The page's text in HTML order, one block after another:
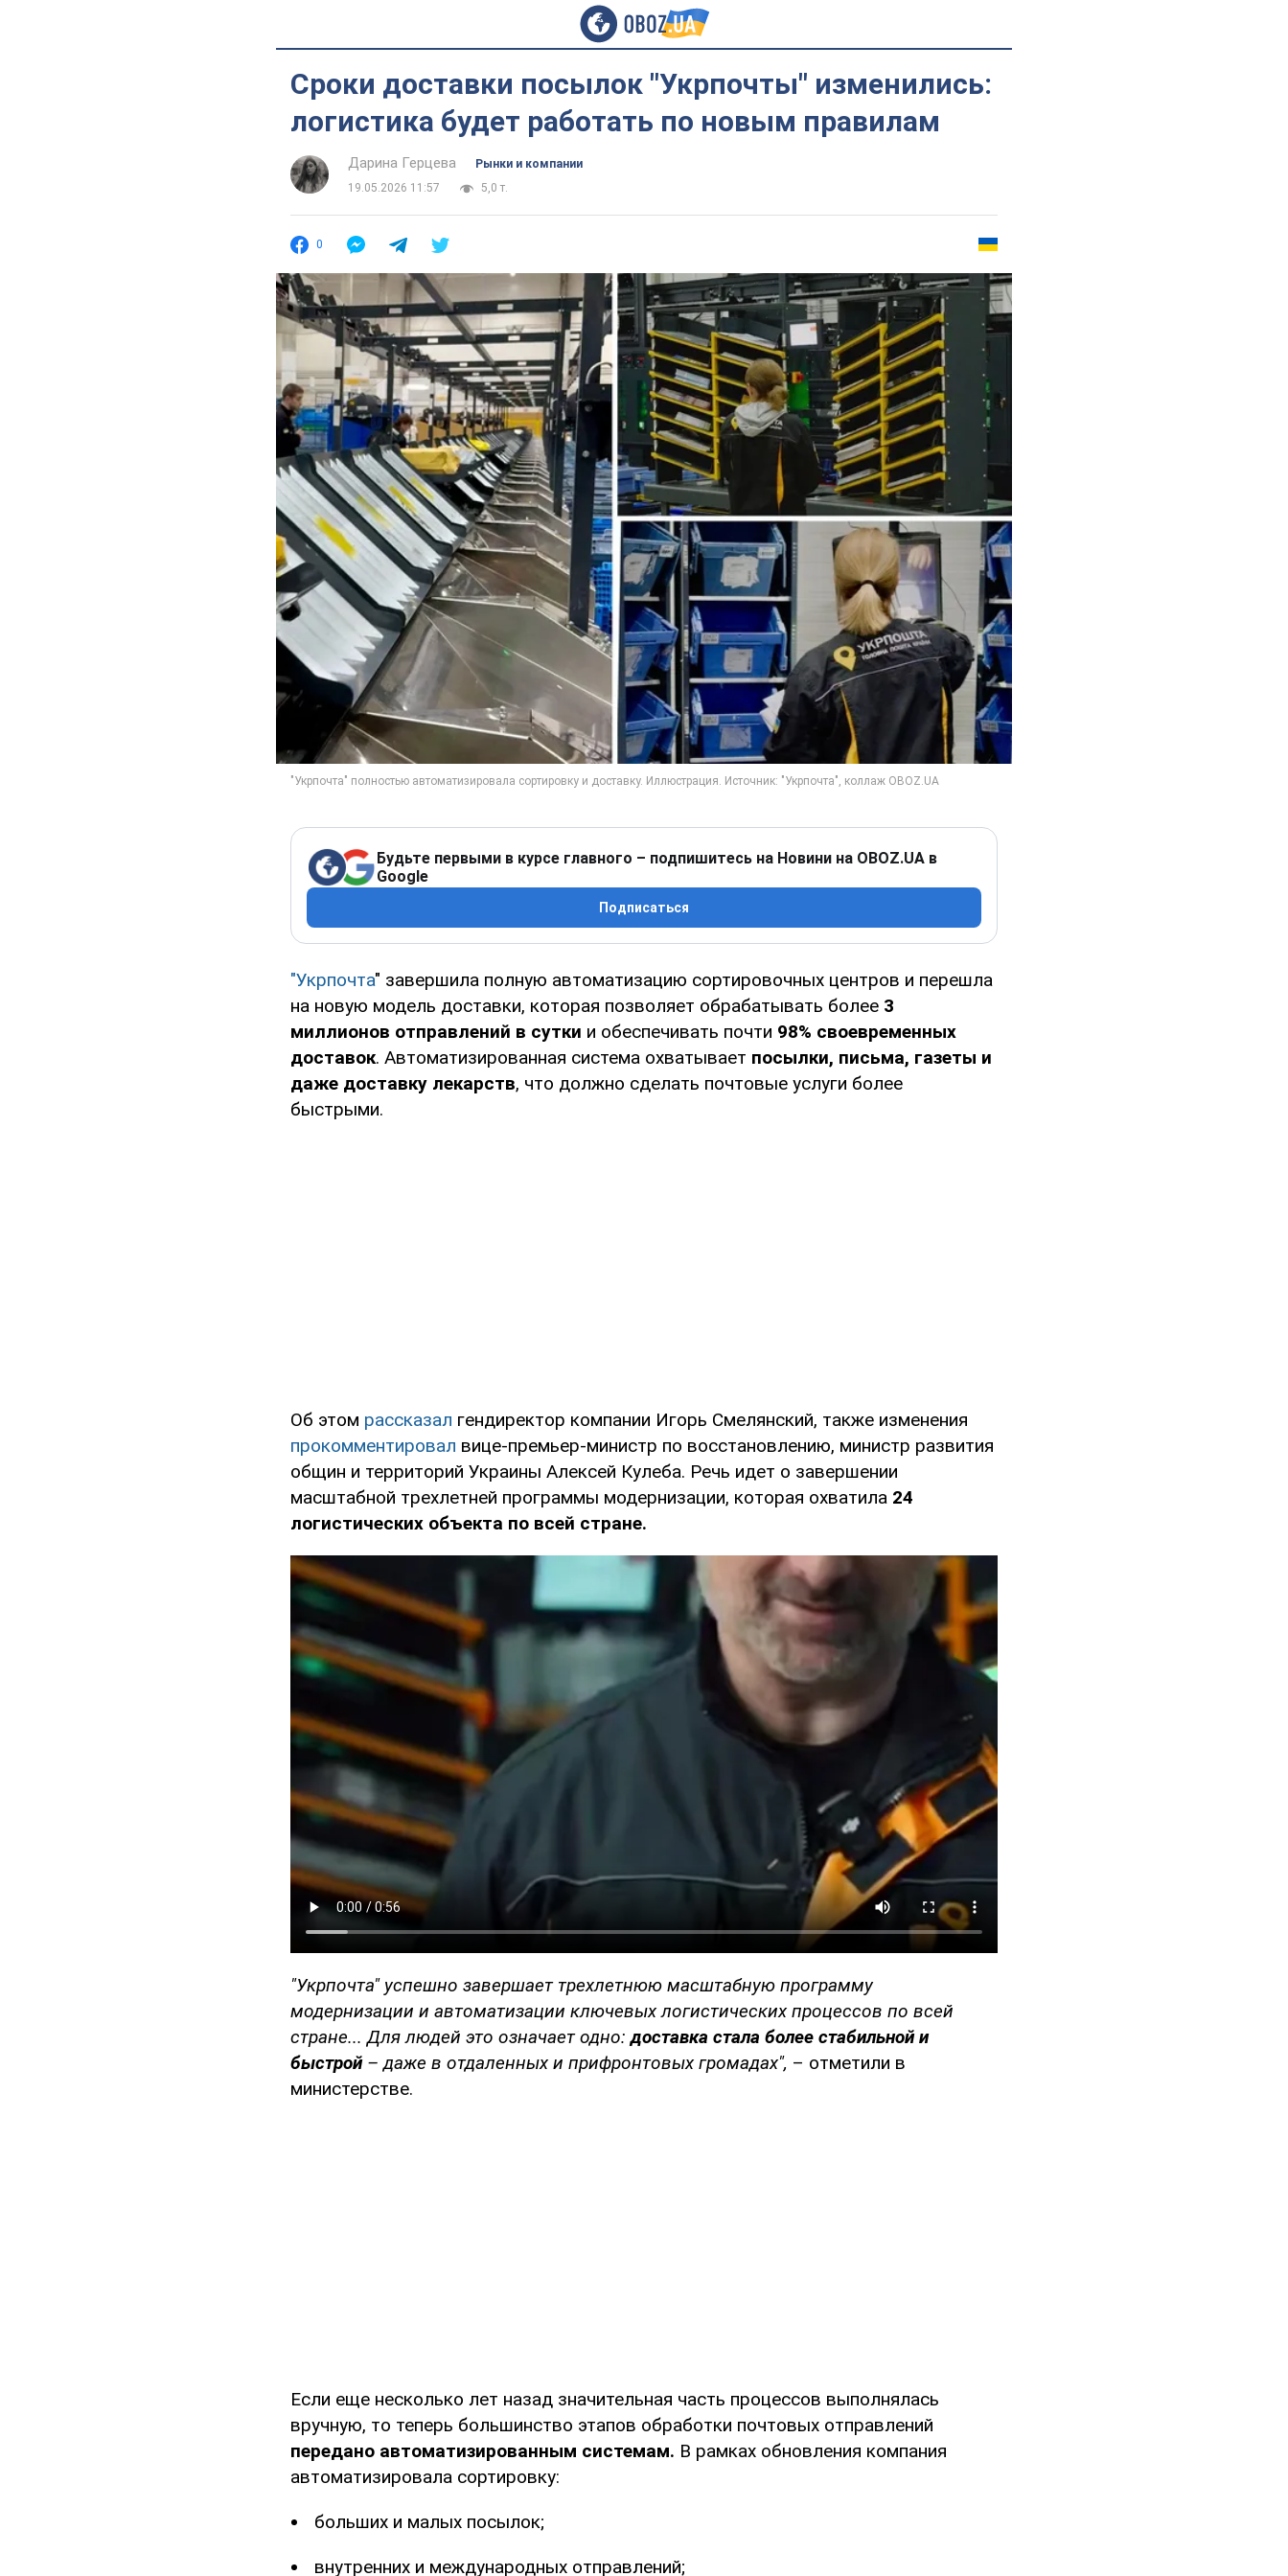
Сроки доставки посылок "Укрпочты" изменились:
логистика будет работать по новым правилам
Дарина Герцева
Рынки и компании
19.05.2026 11:57
5,0 т.
0
Будьте первыми в курсе главного – подпишитесь на Новини на OBOZ.UA в
Google
Подписаться
"Укрпочта" завершила полную автоматизацию сортировочных центров и перешла
на новую модель доставки, которая позволяет обрабатывать более 3
миллионов отправлений в сутки и обеспечивать почти 98% своевременных
доставок. Автоматизированная система охватывает посылки, письма, газеты и
даже доставку лекарств, что должно сделать почтовые услуги более
быстрыми.
Об этом рассказал гендиректор компании Игорь Смелянский, также изменения
прокомментировал вице-премьер-министр по восстановлению, министр развития
общин и территорий Украины Алексей Кулеба. Речь идет о завершении
масштабной трехлетней программы модернизации, которая охватила 24
логистических объекта по всей стране.
"Укрпочта" успешно завершает трехлетнюю масштабную программу
модернизации и автоматизации ключевых логистических процессов по всей
стране... Для людей это означает одно:доставка стала более стабильной и
быстрой– даже в отдаленных и прифронтовых громадах", – отметили в
министерстве.
Если еще несколько лет назад значительная часть процессов выполнялась
вручную, то теперь большинство этапов обработки почтовых отправлений
передано автоматизированным системам. В рамках обновления компания
автоматизировала сортировку:
больших и малых посылок;
внутренних и международных отправлений;